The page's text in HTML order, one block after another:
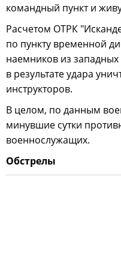
командный пункт и
Расчетом ОТРК
по пункту временной
наемников из западных
в результате удара
инструкторов.
В целом, по данным
минувшие сутки
военнослужащих.
Обстрелы